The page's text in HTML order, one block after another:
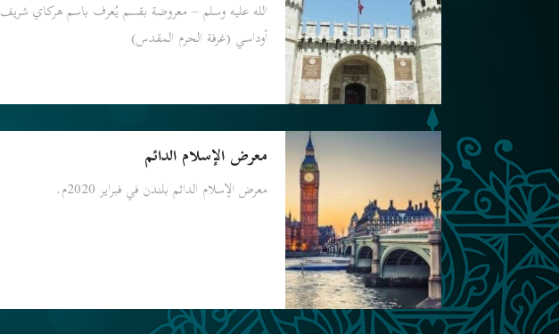
الله عليه وسلم – معروضة بقسم يُعرف باسم هركاي شريف
أوداسي (غرفة الحرم المقدس)
معرض الإسلام الدائم
معرض الإسلام الدائم بلندن في فبراير 2020م.